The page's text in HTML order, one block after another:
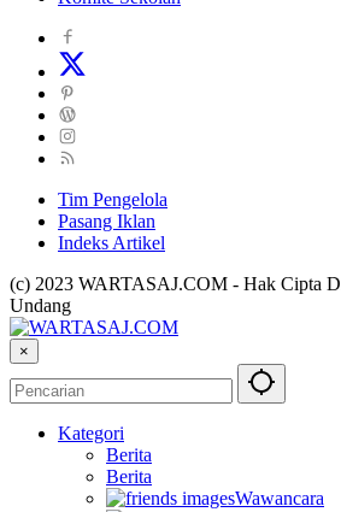
Tim Pengelola
Pasang Iklan
Indeks Artikel
(c) 2023 WARTASAJ.COM - Hak Cipta
Undang
×
Kategori
Berita
Berita
Wawancara